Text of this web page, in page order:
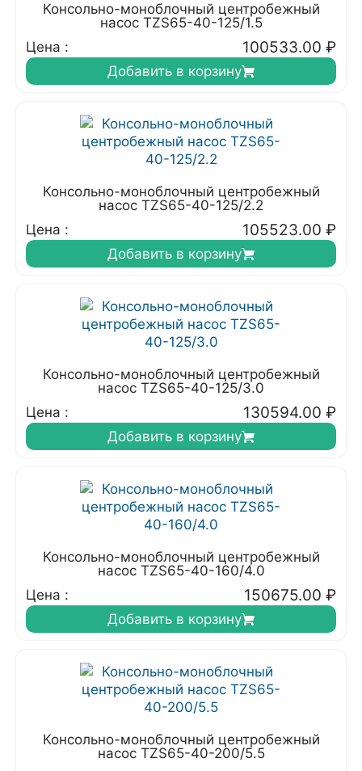
Консольно-моноблочный центробежный
насос TZS65-40-125/1.5
Цена :
100533.00 ₽
Добавить в корзину
Консольно-моноблочный центробежный
насос TZS65-40-125/2.2
Цена :
105523.00 ₽
Добавить в корзину
Консольно-моноблочный центробежный
насос TZS65-40-125/3.0
Цена :
130594.00 ₽
Добавить в корзину
Консольно-моноблочный центробежный
насос TZS65-40-160/4.0
Цена :
150675.00 ₽
Добавить в корзину
Консольно-моноблочный центробежный
насос TZS65-40-200/5.5